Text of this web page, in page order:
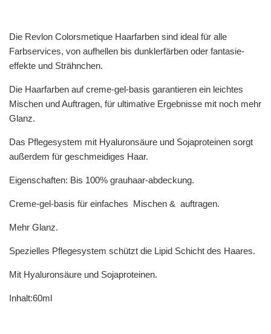
Die Revlon Colorsmetique Haarfarben sind ideal für alle
Farbservices, von aufhellen bis dunklerfärben oder fantasie-
effekte und Strähnchen.
Die Haarfarben auf creme-gel-basis garantieren ein leichtes
Mischen und Auftragen, für ultimative Ergebnisse mit noch mehr
Glanz.
Das Pflegesystem mit Hyaluronsäure und Sojaproteinen sorgt
außerdem für geschmeidiges Haar.
Eigenschaften: Bis 100% grauhaar-abdeckung.
Creme-gel-basis für einfaches Mischen & auftragen.
Mehr Glanz.
Spezielles Pflegesystem schützt die Lipid Schicht des Haares.
Mit Hyaluronsäure und Sojaproteinen.
Inhalt:60ml